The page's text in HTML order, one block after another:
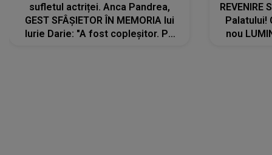
sufletul actriței. Anca Pandrea,
GEST SFÂȘIETOR ÎN MEMORIA lui
Iurie Darie: "A fost copleșitor. Pe
REVENIRE
Palatului!
nou